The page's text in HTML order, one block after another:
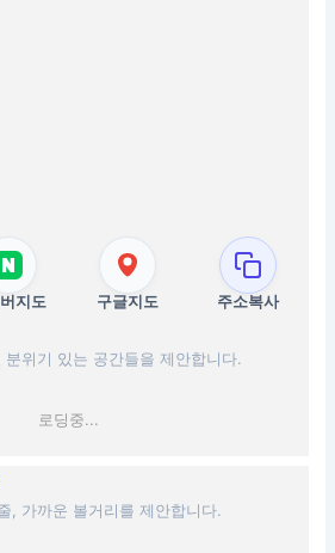
지도 구글지도 주소복사
위기 있는 공간들을 제안합니다.
로딩중...
, 가까운 볼거리를 제안합니다.